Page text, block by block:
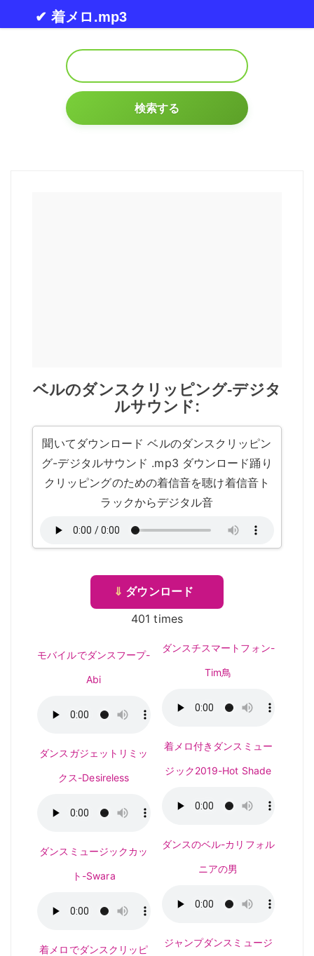
Skip to content
✔ 着メロ.mp3
検索する
ベルのダンスクリッピング-デジタ
ルサウンド:
聞いてダウンロード ベルのダンスクリッピン
グ-デジタルサウンド .mp3 ダウンロード踊り
クリッピングのための着信音を聴け着信音ト
ラックからデジタル音
⇓ ダウンロード
401 times
モバイルでダンスフープ-
Abi
ダンスガジェットリミッ
クス-Desireless
ダンスミュージックカッ
ト-Swara
着メロでダンスクリッピ
ダンスチスマートフォン-
Tim鳥
着メロ付きダンスミュー
ジック2019-Hot Shade
ダンスのベル-カリフォル
ニアの男
ジャンプダンスミュージ